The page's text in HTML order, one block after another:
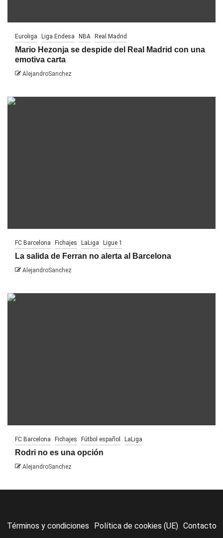
Euroliga Liga Endesa NBA Real Madrid
Mario Hezonja se despide del Real Madrid con una
emotiva carta
AlejandroSanchez
FC Barcelona Fichajes LaLiga Ligue 1
La salida de Ferran no alerta al Barcelona
AlejandroSanchez
FC Barcelona Fichajes Fútbol español LaLiga
Rodri no es una opción
AlejandroSanchez
Términos y condiciones Política de cookies (UE) Contacto